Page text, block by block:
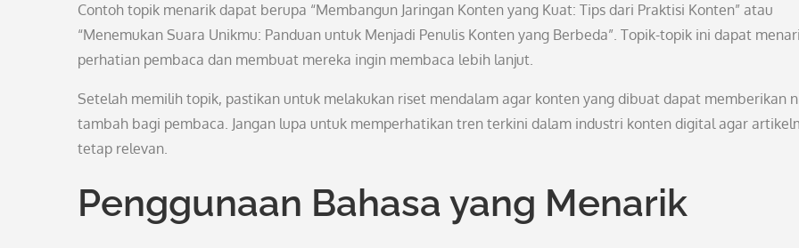
Contoh topik menarik dapat berupa “Membangun Jaringan Konten yang Kuat: Tips dari Praktisi Konten” atau
“Menemukan Suara Unikmu: Panduan untuk Menjadi Penulis Konten yang Berbeda”. Topik-topik ini dapat
perhatian pembaca dan membuat mereka ingin membaca lebih lanjut.
Setelah memilih topik, pastikan untuk melakukan riset mendalam agar konten yang dibuat dapat memberikan
tambah bagi pembaca. Jangan lupa untuk memperhatikan tren terkini dalam industri konten digital agar
tetap relevan.
Penggunaan Bahasa yang Menarik